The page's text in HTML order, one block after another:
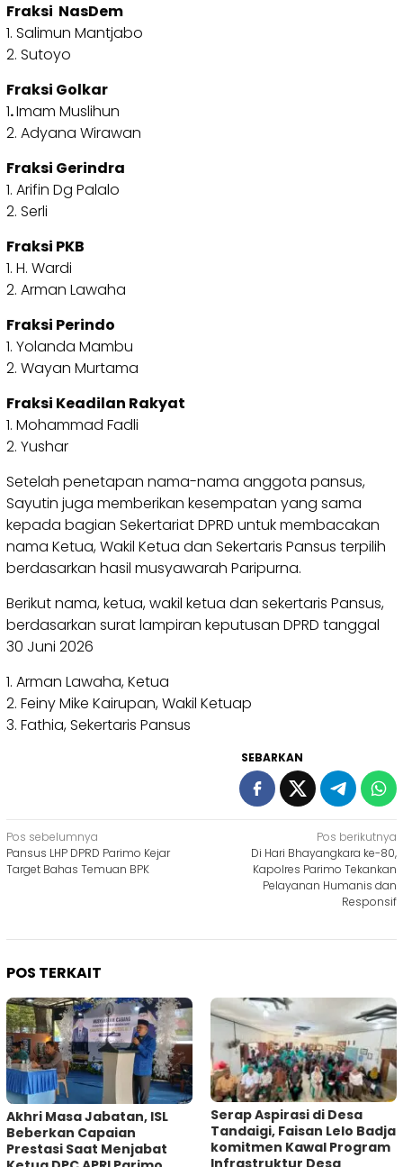
Fraksi NasDem
1. Salimun Mantjabo
2. Sutoyo
Fraksi Golkar
1.Imam Muslihun
2. Adyana Wirawan
Fraksi Gerindra
1. Arifin Dg Palalo
2. Serli
Fraksi PKB
1. H. Wardi
2. Arman Lawaha
Fraksi Perindo
1. Yolanda Mambu
2. Wayan Murtama
Fraksi Keadilan Rakyat
1. Mohammad Fadli
2. Yushar
Setelah penetapan nama-nama anggota pansus,
Sayutin juga memberikan kesempatan yang sama
kepada bagian Sekertariat DPRD untuk membacakan
nama Ketua, Wakil Ketua dan Sekertaris Pansus terpilih
berdasarkan hasil musyawarah Paripurna.
Berikut nama, ketua, wakil ketua dan sekertaris Pansus,
berdasarkan surat lampiran keputusan DPRD tanggal
30 Juni 2026
1. Arman Lawaha, Ketua
2. Feiny Mike Kairupan, Wakil Ketuap
3. Fathia, Sekertaris Pansus
SEBARKAN
Navigasi
pos
Pos sebelumnya
Pansus LHP DPRD Parimo Kejar
Target Bahas Temuan BPK
Pos berikutnya
Di Hari Bhayangkara ke-80,
Kapolres Parimo Tekankan
Pelayanan Humanis dan
Responsif
POS TERKAIT
Akhri Masa Jabatan, ISL
Beberkan Capaian
Prestasi Saat Menjabat
Serap Aspirasi di Desa
Tandaigi, Faisan Lelo Badja
komitmen Kawal Program